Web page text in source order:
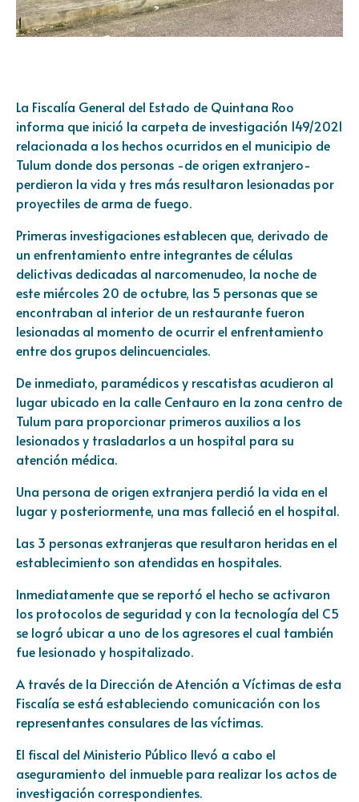
La Fiscalía General del Estado de Quintana Roo
informa que inició la carpeta de investigación 149/2021
relacionada a los hechos ocurridos en el municipio de
Tulum donde dos personas -de origen extranjero-
perdieron la vida y tres más resultaron lesionadas por
proyectiles de arma de fuego.
Primeras investigaciones establecen que, derivado de
un enfrentamiento entre integrantes de células
delictivas dedicadas al narcomenudeo, la noche de
este miércoles 20 de octubre, las 5 personas que se
encontraban al interior de un restaurante fueron
lesionadas al momento de ocurrir el enfrentamiento
entre dos grupos delincuenciales.
De inmediato, paramédicos y rescatistas acudieron al
lugar ubicado en la calle Centauro en la zona centro de
Tulum para proporcionar primeros auxilios a los
lesionados y trasladarlos a un hospital para su
atención médica.
Una persona de origen extranjera perdió la vida en el
lugar y posteriormente, una mas falleció en el hospital.
Las 3 personas extranjeras que resultaron heridas en el
establecimiento son atendidas en hospitales.
Inmediatamente que se reportó el hecho se activaron
los protocolos de seguridad y con la tecnología del C5
se logró ubicar a uno de los agresores el cual también
fue lesionado y hospitalizado.
A través de la Dirección de Atención a Víctimas de esta
Fiscalía se está estableciendo comunicación con los
representantes consulares de las víctimas.
El fiscal del Ministerio Público llevó a cabo el
aseguramiento del inmueble para realizar los actos de
investigación correspondientes.